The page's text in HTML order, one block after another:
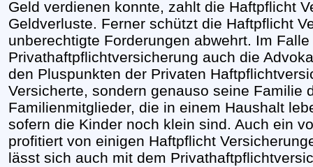
Geld verdienen konnte, zahlt die Haftpflicht
Geldverluste. Ferner schützt die Haftpflicht
unberechtigte Forderungen abwehrt. Im
Privathaftpflichtversicherung auch die
den Pluspunkten der Privaten
Versicherte, sondern genauso seine Familie
Familienmitglieder, die in einem Haushalt
sofern die Kinder noch klein sind. Auch ein
profitiert von einigen Haftpflicht
lässt sich auch mit dem